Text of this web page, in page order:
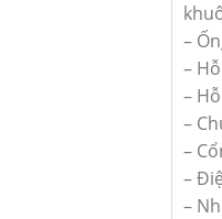
–
–
–
–
–
–
–